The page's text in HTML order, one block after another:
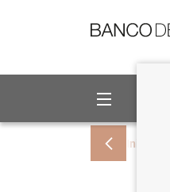
Inicio